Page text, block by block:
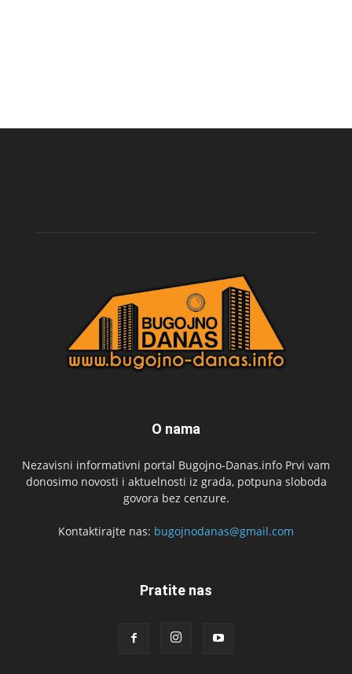
O nama
Nezavisni informativni portal Bugojno-Danas.info Prvi vam
donosimo novosti i aktuelnosti iz grada, potpuna sloboda
govora bez cenzure.
Kontaktirajte nas: bugojnodanas@gmail.com
Pratite nas